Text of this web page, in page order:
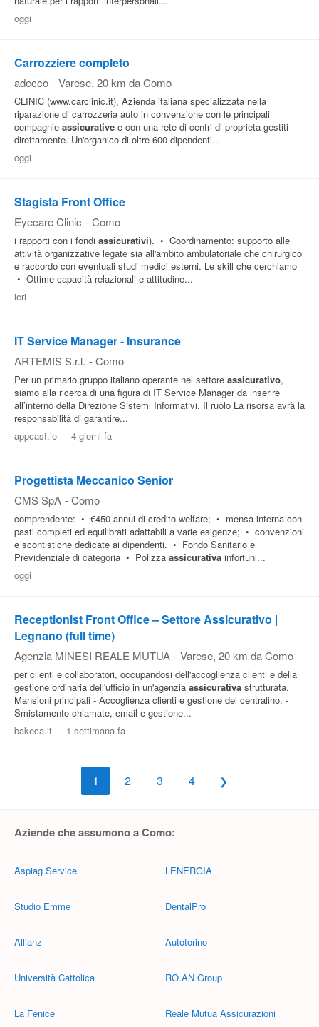
oggi
Carrozziere completo
adecco - Varese, 20 km da Como
CLINIC (www.carclinic.it), Azienda italiana specializzata nella
riparazione di carrozzeria auto in convenzione con le principali
compagnie assicurative e con una rete di centri di proprieta gestiti
direttamente. Un'organico di oltre 600 dipendenti...
oggi
Stagista Front Office
Eyecare Clinic - Como
i rapporti con i fondi assicurativi). • Coordinamento: supporto alle
attività organizzative legate sia all'ambito ambulatoriale che chirurgico
e raccordo con eventuali studi medici esterni. Le skill che cerchiamo
• Ottime capacità relazionali e attitudine...
ieri
IT Service Manager - Insurance
ARTEMIS S.r.l. - Como
Per un primario gruppo italiano operante nel settore assicurativo,
siamo alla ricerca di una figura di IT Service Manager da inserire
all’interno della Direzione Sistemi Informativi. Il ruolo La risorsa avrà la
responsabilità di garantire...
appcast.io - 4 giorni fa
Progettista Meccanico Senior
CMS SpA - Como
comprendente: • €450 annui di credito welfare; • mensa interna con
pasti completi ed equilibrati adattabili a varie esigenze; • convenzioni
e scontistiche dedicate ai dipendenti. • Fondo Sanitario e
Previdenziale di categoria • Polizza assicurativa infortuni...
oggi
Receptionist Front Office – Settore Assicurativo |
Legnano (full time)
Agenzia MINESI REALE MUTUA - Varese, 20 km da Como
per clienti e collaboratori, occupandosi dell'accoglienza clienti e della
gestione ordinaria dell'ufficio in un'agenzia assicurativa strutturata.
Mansioni principali - Accoglienza clienti e gestione del centralino. -
Smistamento chiamate, email e gestione...
bakeca.it - 1 settimana fa
1 2 3 4
Aziende che assumono a Como:
Aspiag Service
Studio Emme
Allianz
Università Cattolica
La Fenice
LENERGIA
DentalPro
Autotorino
RO.AN Group
Reale Mutua Assicurazioni